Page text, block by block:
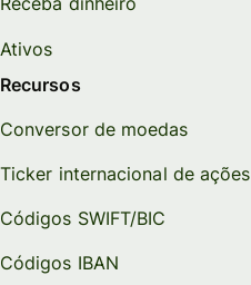
Ativos
Recursos
Conversor de moedas
Ticker internacional de ações
Códigos SWIFT/BIC
Códigos IBAN